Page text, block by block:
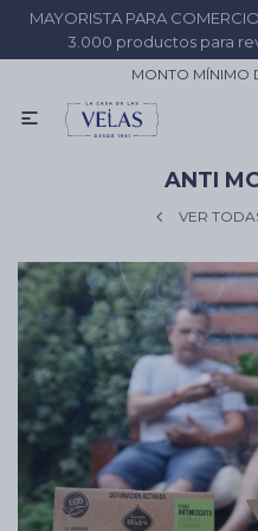
MAYORISTA PARA
3.000 productos para
MONTO MÍNIMO

ANTI
VER
Catálogo
Resinas
Velas
Aceites